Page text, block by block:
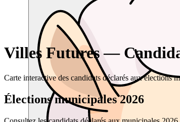
Villes Futures —
Carte interactive des candidats déclarés aux élections
Élections municipales 2026